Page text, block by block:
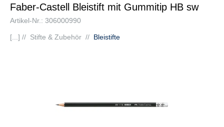
Faber-Castell Bleistift mit Gummitip HB sw
Artikel-Nr.: 306000990
[...] // Stifte & Zubehör // Bleistifte